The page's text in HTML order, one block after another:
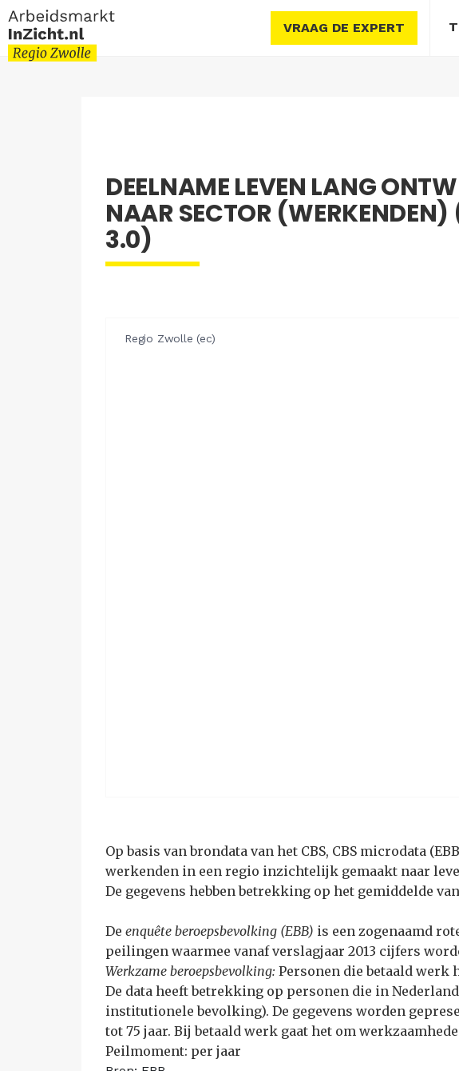
VRAAG DE EXPERT
DEELNAME LEVEN LANG
NAAR SECTOR
3.0)
Op basis van brondata van het CBS, CBS microdata
werkenden in een regio inzichtelijk gemaakt naar
De gegevens hebben betrekking op het gemiddelde
De enquête beroepsbevolking (EBB) is een zogenaamd
peilingen waarmee vanaf verslagjaar 2013 cijfers
Werkzame beroepsbevolking: Personen die betaald werk
De data heeft betrekking op personen die in
institutionele bevolking). De gegevens worden
tot 75 jaar. Bij betaald werk gaat het om
Peilmoment: per jaar